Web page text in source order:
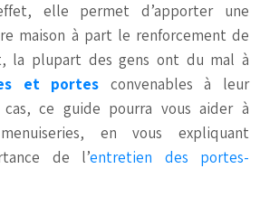
elle permet d’apporter une
maison à part le renforcement de
la plupart des gens ont du mal à
et portes convenables à leur
cas, ce guide pourra vous aider à
en vous expliquant
de l’entretien des portes-